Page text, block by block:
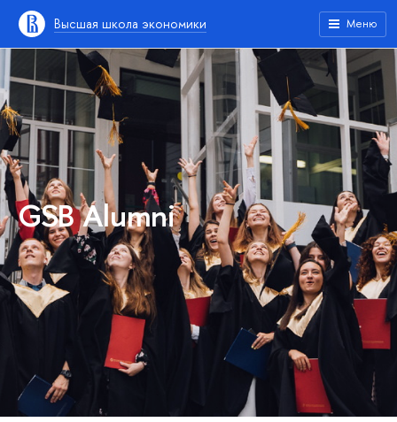
Высшая школа экономики Меню
GSB Alumni